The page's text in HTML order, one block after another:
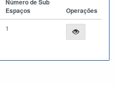
Número de Sub
Espaços
Operações
1